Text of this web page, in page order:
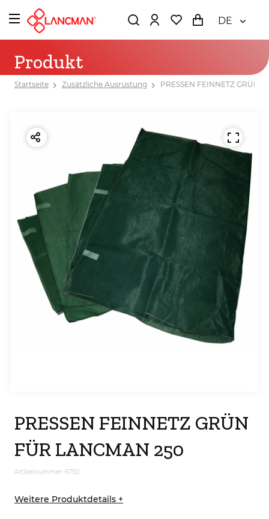
DE
Produkt
Startseite Zusätzliche Ausrüstung PRESSEN FEINNETZ GRÜN
PRESSEN FEINNETZ GRÜN
FÜR LANCMAN 250
Artikelnummer: 6750
Weitere Produktdetails +